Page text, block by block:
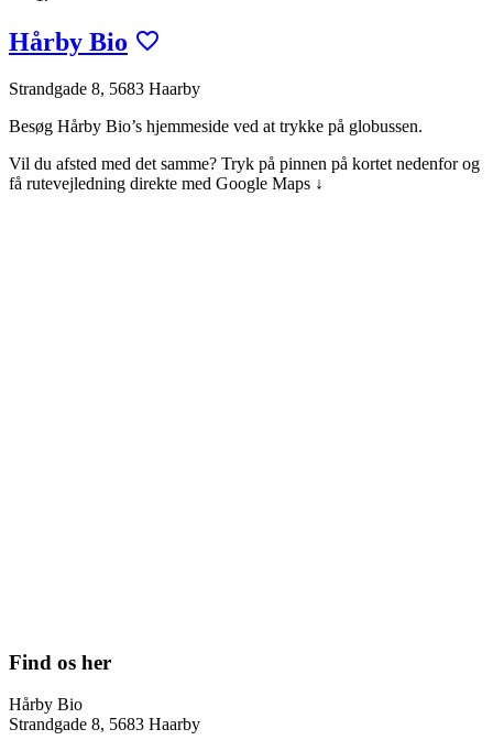
Hårby Bio
Strandgade 8, 5683 Haarby
Besøg Hårby Bio’s hjemmeside ved at trykke på globussen.
Vil du afsted med det samme? Tryk på pinnen på kortet nedenfor og
få rutevejledning direkte med Google Maps ↓
Find os her
Hårby Bio
Strandgade 8, 5683 Haarby